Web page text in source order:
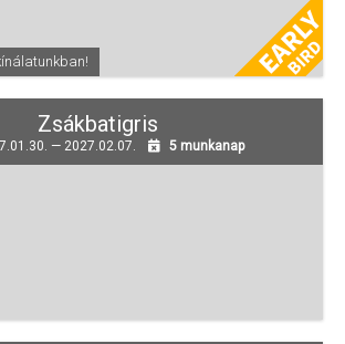
Zsákbatigris
— 2027.02.07. 5 munkanap